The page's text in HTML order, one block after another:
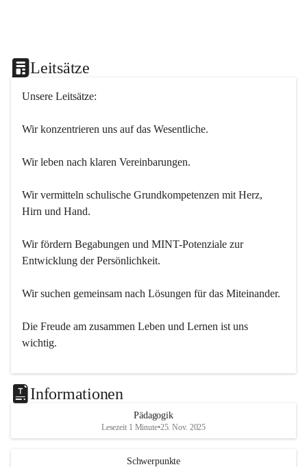
Leitsätze
Unsere Leitsätze:
Wir konzentrieren uns auf das Wesentliche.
Wir leben nach klaren Vereinbarungen.
Wir vermitteln schulische Grundkompetenzen mit Herz,
Hirn und Hand.
Wir fördern Begabungen und MINT-Potenziale zur
Entwicklung der Persönlichkeit.
Wir suchen gemeinsam nach Lösungen für das Miteinander.
Die Freude am zusammen Leben und Lernen ist uns
wichtig.
Informationen
Pädagogik
Lesezeit 1 Minute•25. Nov. 2025
Schwerpunkte